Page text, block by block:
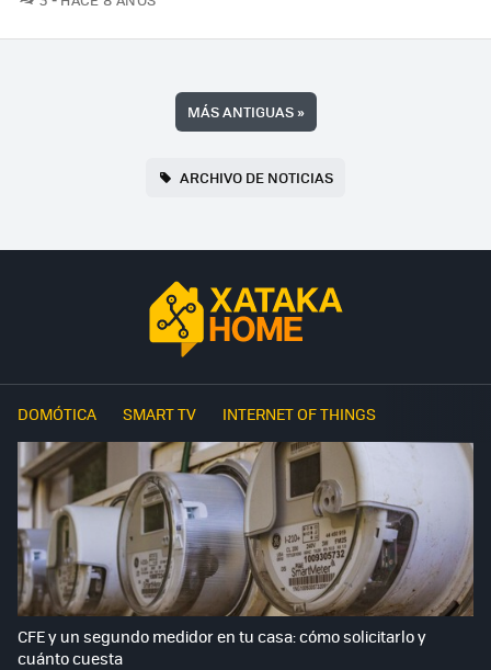
MÁS ANTIGUAS»
ARCHIVO DE NOTICIAS
DOMÓTICA SMART TV INTERNET OF THINGS
CFE y un segundo medidor en tu casa: cómo solicitarlo y
cuánto cuesta